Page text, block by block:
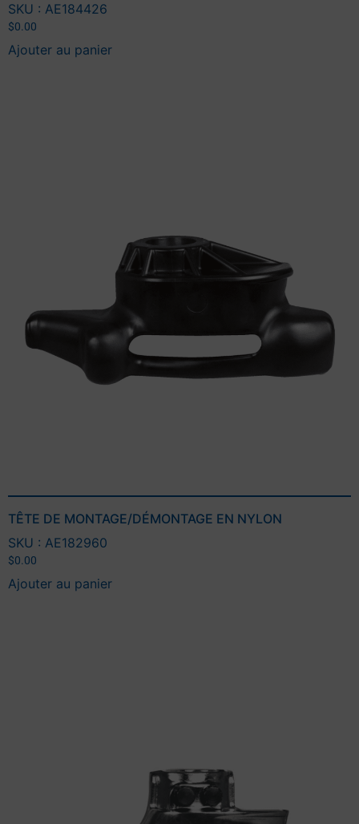
SKU : AE184426
$0.00
Ajouter au panier
TÊTE DE MONTAGE/DÉMONTAGE EN NYLON
SKU : AE182960
$0.00
Ajouter au panier